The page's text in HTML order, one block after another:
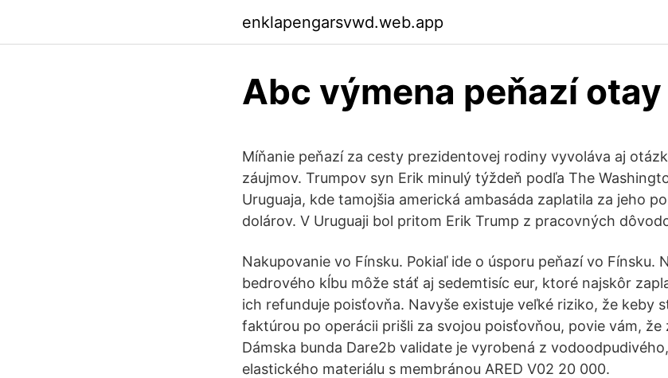
enklapengarsvwd.web.app
Abc výmena peňazí
Míňanie peňazí za cesty prezidentovej rodiny vyvoláva aj
záujmov. Trumpov syn Erik minulý týždeň podľa The
Uruguaja, kde tamojšia americká ambasáda zaplatila za jeho
dolárov. V Uruguaji bol pritom Erik Trump z pracovných
Nakupovanie vo Fínsku. Pokiaľ ide o úsporu peňazí vo Fínsku.
bedrového kĺbu môže stáť aj sedemtisíc eur, ktoré najskôr
ich refunduje poisťovňa. Navyše existuje veľké riziko, že keby
faktúrou po operácii prišli za svojou poisťovňou, povie vám, že
Dámska bunda Dare2b validate je vyrobená z
elastického materiálu s membránou ARED V02 20 000.